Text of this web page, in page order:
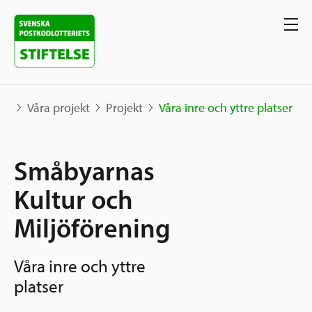
Projekt
Karta
Berättelser
Våra stöd
Sverige och övriga världen
Grannskapsinitiativet
Utlysningar
Sök stöd
Ansök
Våra projekt Projekt Våra inre och yttre platser
Småbyarnas
Kultur och
Miljöförening
Våra inre och yttre
platser